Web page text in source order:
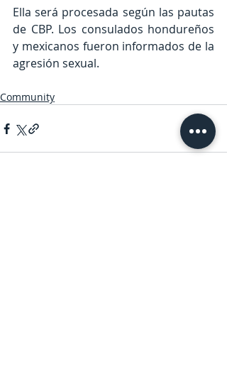
Ella será procesada según las pautas
de CBP. Los consulados hondureños
y mexicanos fueron informados de la
agresión sexual.
Community